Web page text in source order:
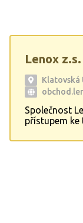
Lenox z.s.
Klatovská
Společnost
přístupem
moderování